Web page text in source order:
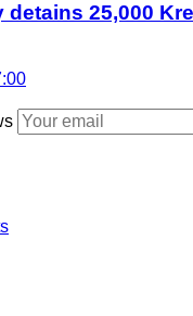
detains 25,000